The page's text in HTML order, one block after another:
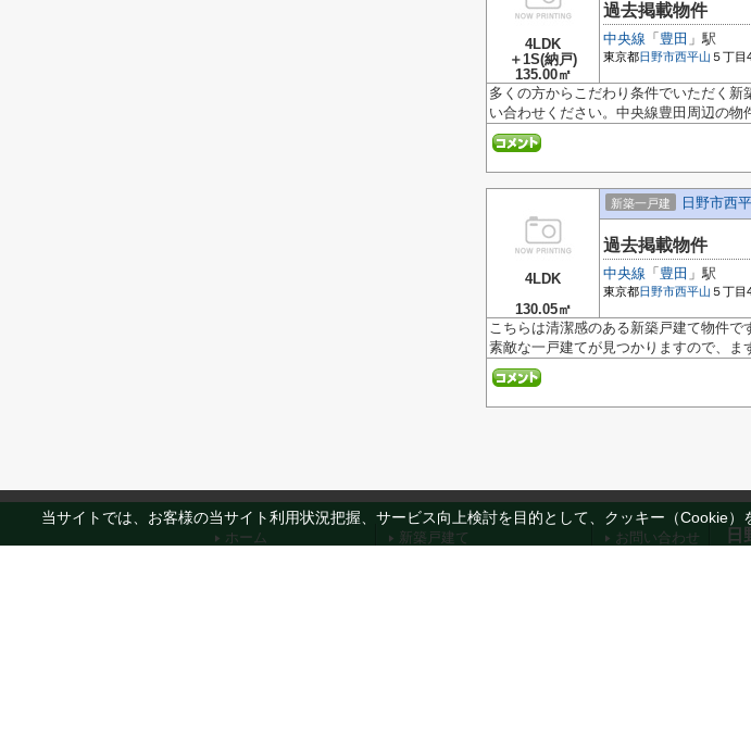
4LDK
＋1S(納戸)
135.00㎡
過去掲載物件
中央線 「 豊田 」駅
東京都日野市西平山 ５丁目
多くの方からこだわり条件でいただく
い合わせください。中央線豊田周辺の物
4LDK
130.05㎡
新築一戸建 日野市西
過去掲載物件
中央線 「 豊田 」駅
東京都日野市西平山 ５丁目
こちらは清潔感のある新築戸建て物件
素敵な一戸建てが見つかりますので、ま
ホーム
新築戸建て
お問い合わせ
日
当サイトでは、お客様の当サイト利用状況把握、サービス向上検討を目的として、クッキー（Cookie）